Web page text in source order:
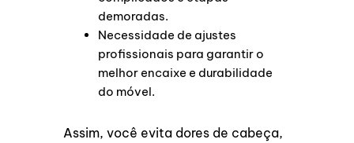
demoradas.
Necessidade de ajustes
profissionais para garantir o
melhor encaixe e durabilidade
do móvel.
Assim, você evita dores de cabeça,